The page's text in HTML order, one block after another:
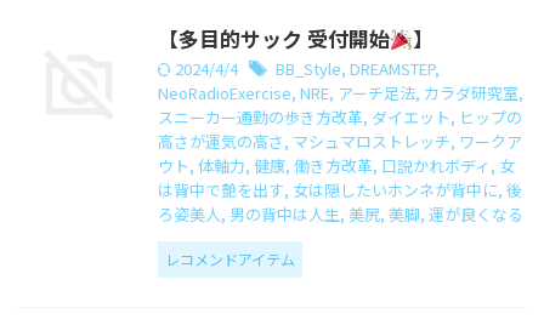
【多目的サック 受付開始 】
2024/4/4 BB_Style, DREAMSTEP,
NeoRadioExercise, NRE, アーチ足法, カラダ研究室,
スニーカー通勤の歩き方改革, ダイエット, ヒップの
高さが運気の高さ, マシュマロストレッチ, ワークア
ウト, 体軸力, 健康, 働き方改革, 口説かれボディ , 女
は背中で艶を出す, 女は隠したいホンネが背中に, 後
ろ姿美人, 男の背中は人生, 美尻, 美脚, 運が良くなる
レコメンドアイテム